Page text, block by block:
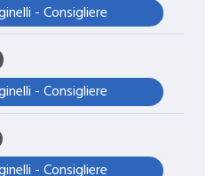
- Consigliere
- Consigliere
- Consigliere